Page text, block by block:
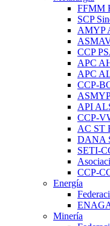
FFMM
SCP
AMYP
CCP
APC
APC
CCP-
API
CCP-
AC ST
DANA
SETI-
CCP-
Energía
Minería